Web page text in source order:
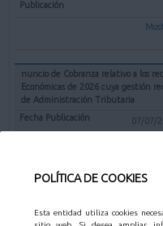
POLÍTICA DE COOKIES
Esta entidad utiliza cookies
nuncio de Cobranza relativo a los
Económicas de 2026 cuya gestión
de Administración Tributaria
07/07/